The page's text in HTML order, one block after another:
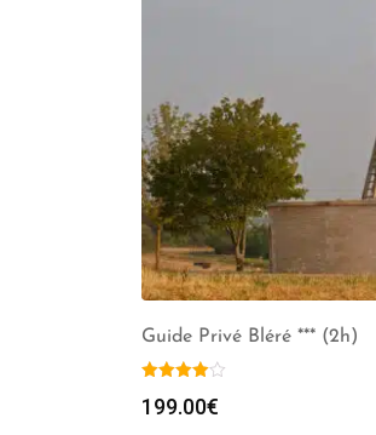
Guide Privé Bléré *** (2h)
199.00€